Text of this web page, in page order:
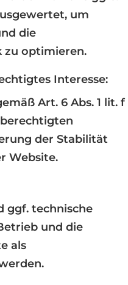
um
die
zu optimieren.
Interesse:
Art. 6 Abs. 1 lit. f
berechtigten
der Stabilität
Website.
ggf. technische
und die
als